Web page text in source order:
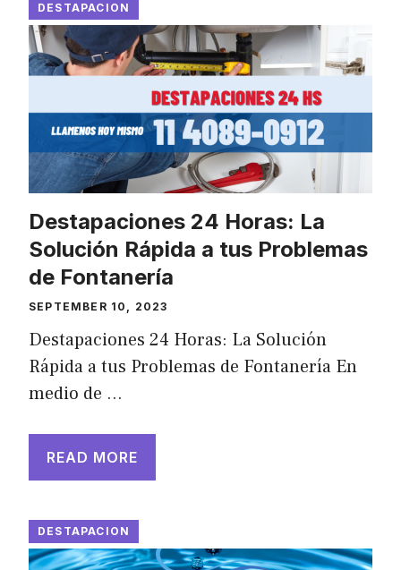
DESTAPACION
Destapaciones 24 Horas: La
Solución Rápida a tus Problemas
de Fontanería
SEPTEMBER 10, 2023
Destapaciones 24 Horas: La Solución
Rápida a tus Problemas de Fontanería En
medio de …
READ MORE
DESTAPACION